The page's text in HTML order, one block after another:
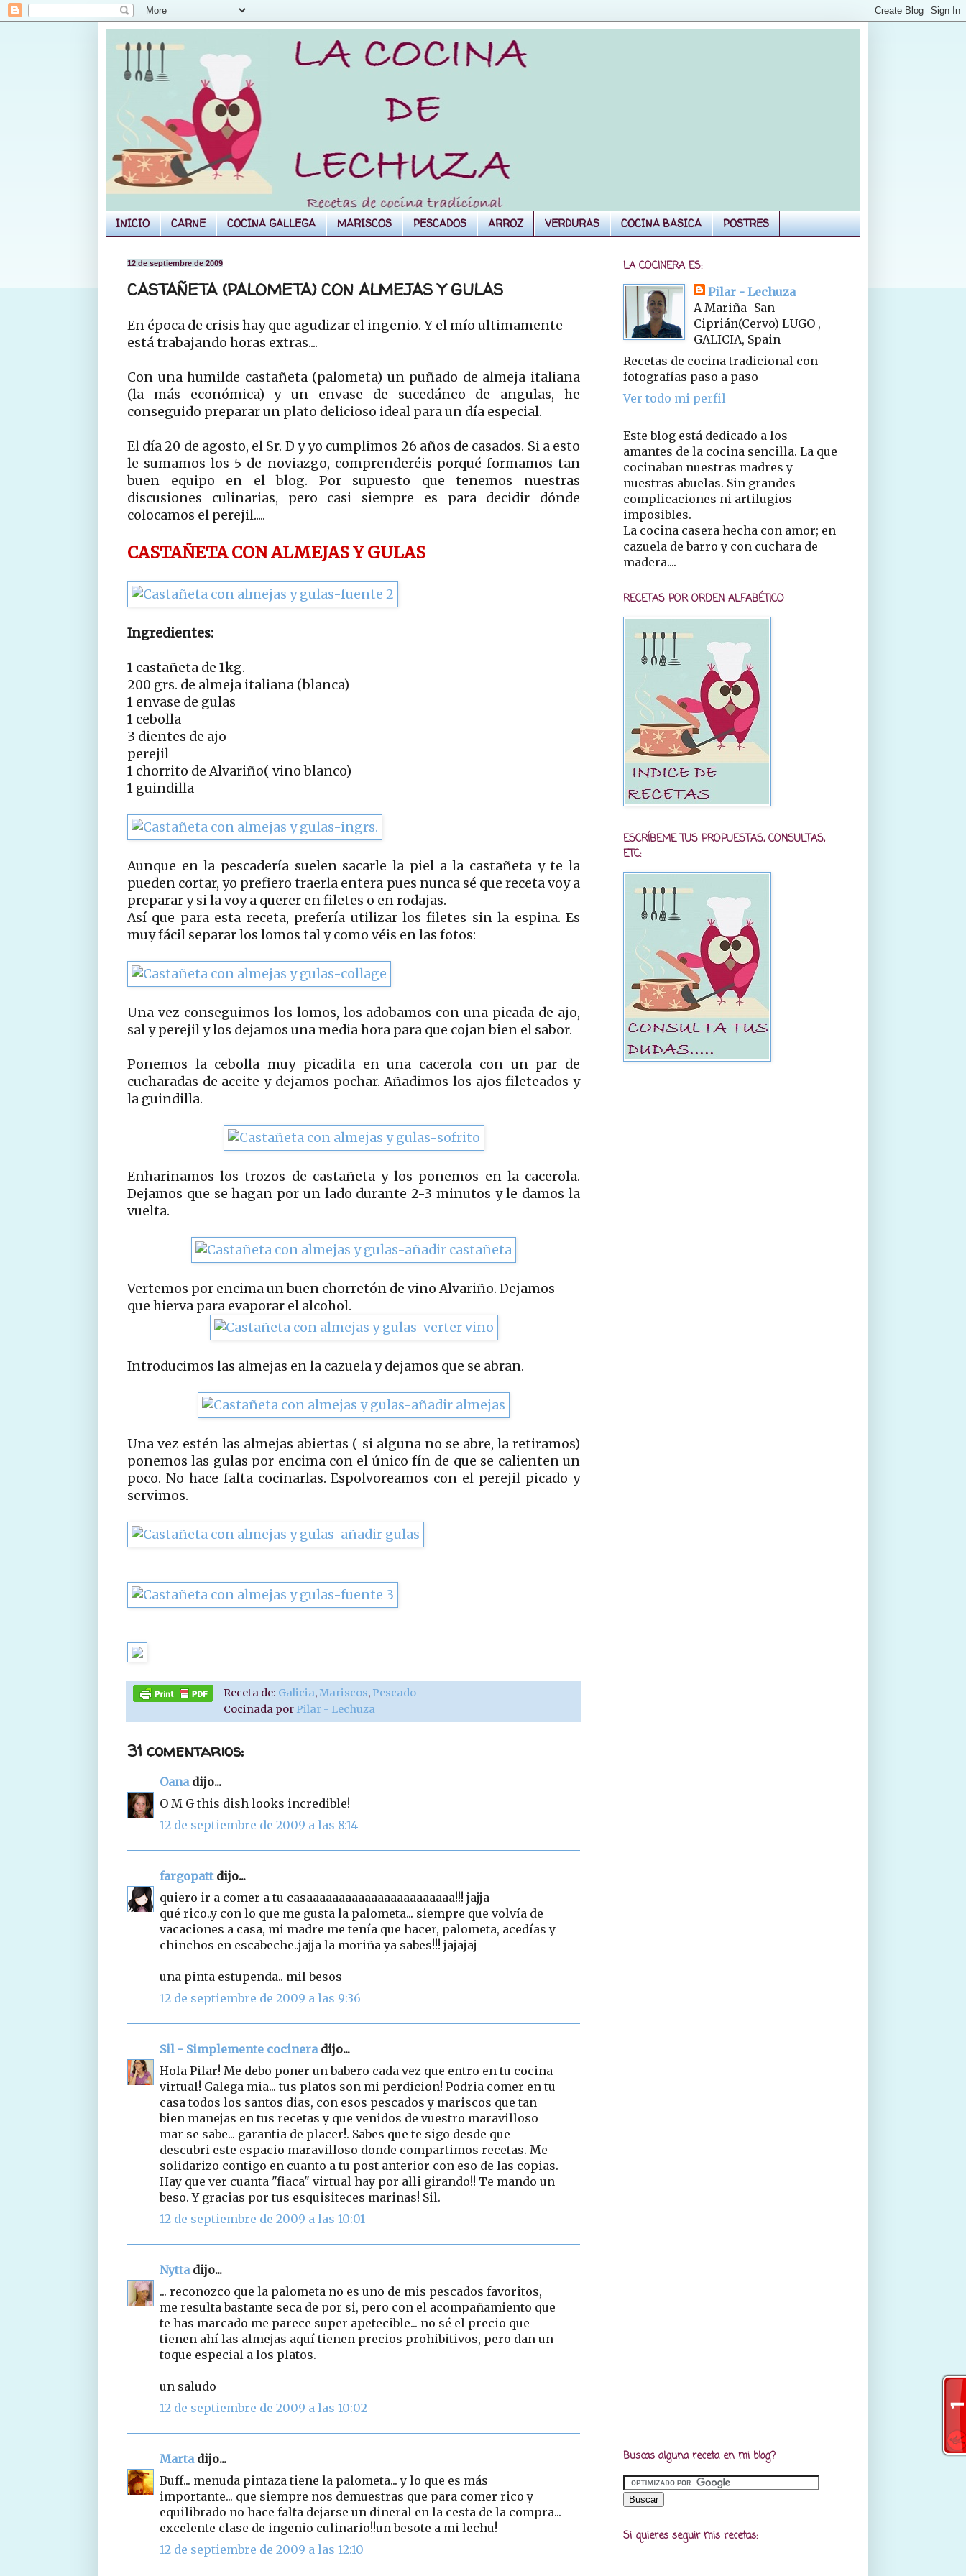
INICIO CARNE COCINA GALLEGA MARISCOS PESCADOS ARROZ VERDURAS COCINA BASICA POSTRES
12 de septiembre de 2009
CASTAÑETA (PALOMETA) CON ALMEJAS Y GULAS
En época de crisis hay que agudizar el ingenio. Y el mío ultimamente
está trabajando horas extras....
Con una humilde castañeta (palometa) un puñado de almeja italiana
(la más económica) y un envase de sucedáneo de angulas, he
conseguido preparar un plato delicioso ideal para un día especial.
El día 20 de agosto, el Sr. D y yo cumplimos 26 años de casados. Si a esto
le sumamos los 5 de noviazgo, comprenderéis porqué formamos tan
buen equipo en el blog. Por supuesto que tenemos nuestras
discusiones culinarias, pero casi siempre es para decidir dónde
colocamos el perejil.....
CASTAÑETA CON ALMEJAS Y GULAS
Ingredientes:
1 castañeta de 1kg.
200 grs. de almeja italiana (blanca)
1 envase de gulas
1 cebolla
3 dientes de ajo
perejil
1 chorrito de Alvariño( vino blanco)
1 guindilla
Aunque en la pescadería suelen sacarle la piel a la castañeta y te la
pueden cortar, yo prefiero traerla entera pues nunca sé que receta voy a
preparar y si la voy a querer en filetes o en rodajas.
Así que para esta receta, prefería utilizar los filetes sin la espina. Es
muy fácil separar los lomos tal y como véis en las fotos:
Una vez conseguimos los lomos, los adobamos con una picada de ajo,
sal y perejil y los dejamos una media hora para que cojan bien el sabor.
Ponemos la cebolla muy picadita en una cacerola con un par de
cucharadas de aceite y dejamos pochar. Añadimos los ajos fileteados y
la guindilla.
Enharinamos los trozos de castañeta y los ponemos en la cacerola.
Dejamos que se hagan por un lado durante 2-3 minutos y le damos la
vuelta.
Vertemos por encima un buen chorretón de vino Alvariño. Dejamos
que hierva para evaporar el alcohol.
Introducimos las almejas en la cazuela y dejamos que se abran.
Una vez estén las almejas abiertas ( si alguna no se abre, la retiramos)
ponemos las gulas por encima con el único fín de que se calienten un
poco. No hace falta cocinarlas. Espolvoreamos con el perejil picado y
servimos.
Receta de: Galicia,Mariscos, Pescado
Cocinada por Pilar - Lechuza
31 comentarios:
Oanadijo...
O M G this dish looks incredible!
12 de septiembre de 2009 a las 8:14
fargopattdijo...
quiero ir a comer a tu casaaaaaaaaaaaaaaaaaaaaaaa!!! jajja
qué rico..y con lo que me gusta la palometa... siempre que volvía de
vacaciones a casa, mi madre me tenía que hacer, palometa, acedías y
chinchos en escabeche..jajja la moriña ya sabes!!! jajajaj
una pinta estupenda.. mil besos
12 de septiembre de 2009 a las 9:36
Sil - Simplemente cocineradijo...
Hola Pilar! Me debo poner un babero cada vez que entro en tu cocina
virtual! Galega mia... tus platos son mi perdicion! Podria comer en tu
casa todos los santos dias, con esos pescados y mariscos que tan
bien manejas en tus recetas y que venidos de vuestro maravilloso
mar se sabe... garantia de placer!. Sabes que te sigo desde que
descubri este espacio maravilloso donde compartimos recetas. Me
solidarizo contigo en cuanto a tu post anterior con eso de las copias.
Hay que ver cuanta "fiaca" virtual hay por alli girando!! Te mando un
beso. Y gracias por tus esquisiteces marinas! Sil.
12 de septiembre de 2009 a las 10:01
Nyttadijo...
... reconozco que la palometa no es uno de mis pescados favoritos,
me resulta bastante seca de por si, pero con el acompañamiento que
te has marcado me parece super apetecible... no sé el precio que
tienen ahí las almejas aquí tienen precios prohibitivos, pero dan un
toque especial a los platos.
un saludo
12 de septiembre de 2009 a las 10:02
Martadijo...
Buff... menuda pintaza tiene la palometa... y lo que es más
importante... que siempre nos demuestras que para comer rico y
equilibrado no hace falta dejarse un dineral en la cesta de la compra...
excelente clase de ingenio culinario!!un besote a mi lechu!
12 de septiembre de 2009 a las 12:10
LA COCINERA ES:
Pilar - Lechuza
A Mariña -San
Ciprián(Cervo) LUGO ,
GALICIA, Spain
Recetas de cocina tradicional con
fotografías paso a paso
Ver todo mi perfil
Este blog está dedicado a los
amantes de la cocina sencilla. La que
cocinaban nuestras madres y
nuestras abuelas. Sin grandes
complicaciones ni artilugios
imposibles.
La cocina casera hecha con amor; en
cazuela de barro y con cuchara de
madera....
RECETAS POR ORDEN ALFABÉTICO
ESCRÍBEME TUS PROPUESTAS, CONSULTAS,
ETC:
Buscas alguna receta en mi blog?
Si quieres seguir mis recetas: